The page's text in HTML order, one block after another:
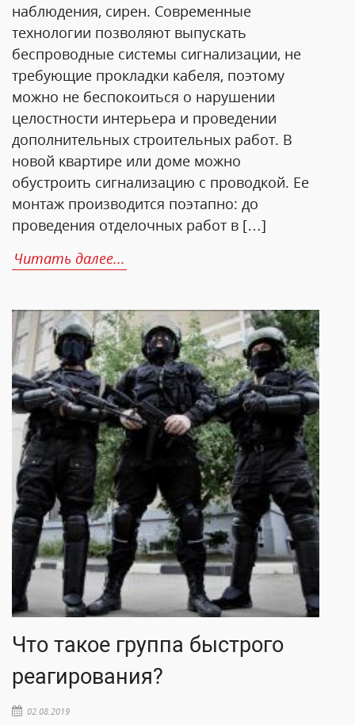
наблюдения, сирен. Современные
технологии позволяют выпускать
беспроводные системы сигнализации, не
требующие прокладки кабеля, поэтому
можно не беспокоиться о нарушении
целостности интерьера и проведении
дополнительных строительных работ. В
новой квартире или доме можно
обустроить сигнализацию с проводкой. Ее
монтаж производится поэтапно: до
проведения отделочных работ в […]
Читать далее...
Что такое группа быстрого
реагирования?
02.08.2019